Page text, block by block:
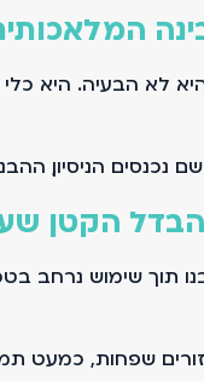
לא הבעיה. היא כלי
הניסיון,
שפחות, כמעט